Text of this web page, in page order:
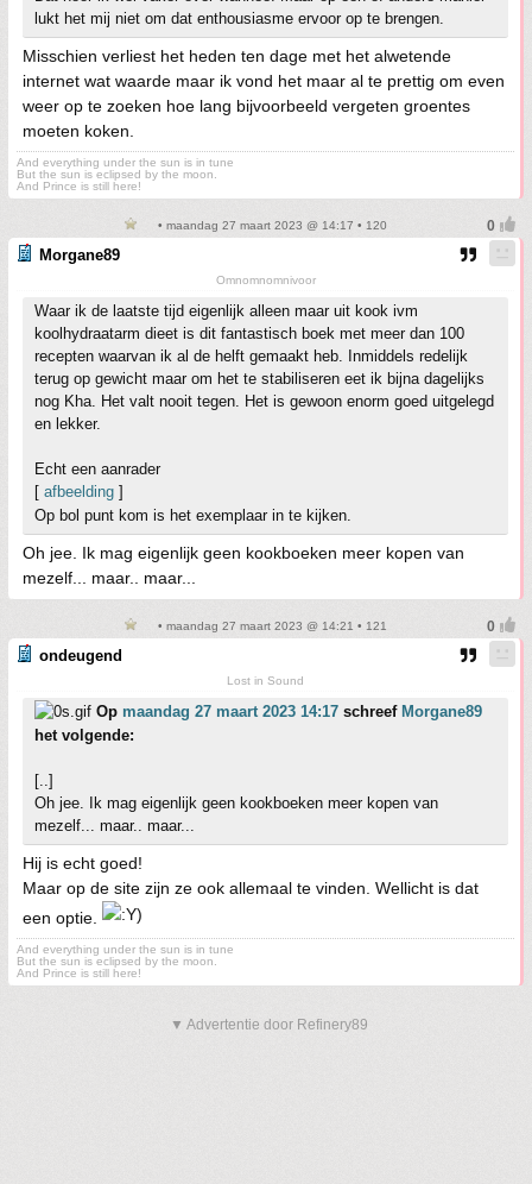
lukt het mij niet om dat enthousiasme ervoor op te brengen.
Misschien verliest het heden ten dage met het alwetende
internet wat waarde maar ik vond het maar al te prettig om even
weer op te zoeken hoe lang bijvoorbeeld vergeten groentes
moeten koken.
And everything under the sun is in tune
But the sun is eclipsed by the moon.
And Prince is still here!
• maandag 27 maart 2023 @ 14:17 • 120
Morgane89
Omnomnomnivoor
Waar ik de laatste tijd eigenlijk alleen maar uit kook ivm
koolhydraatarm dieet is dit fantastisch boek met meer dan 100
recepten waarvan ik al de helft gemaakt heb. Inmiddels redelijk
terug op gewicht maar om het te stabiliseren eet ik bijna dagelijks
nog Kha. Het valt nooit tegen. Het is gewoon enorm goed uitgelegd
en lekker.
Echt een aanrader
[ afbeelding ]
Op bol punt kom is het exemplaar in te kijken.
Oh jee. Ik mag eigenlijk geen kookboeken meer kopen van
mezelf... maar.. maar...
• maandag 27 maart 2023 @ 14:21 • 121
ondeugend
Lost in Sound
Op maandag 27 maart 2023 14:17 schreef Morgane89
het volgende:
[..]
Oh jee. Ik mag eigenlijk geen kookboeken meer kopen van
mezelf... maar.. maar...
Hij is echt goed!
Maar op de site zijn ze ook allemaal te vinden. Wellicht is dat
een optie.
And everything under the sun is in tune
But the sun is eclipsed by the moon.
And Prince is still here!
▼ Advertentie door Refinery89